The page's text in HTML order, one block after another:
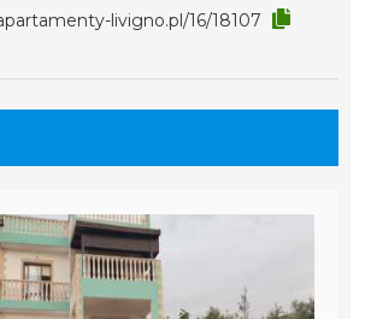
livigno.pl/16/18107